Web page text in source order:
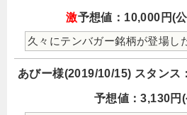
激予想値：10,000円(
久々にテンバガー銘柄が登場し
あびー様(2019/10/15) スタンス
予想値：3,130円(